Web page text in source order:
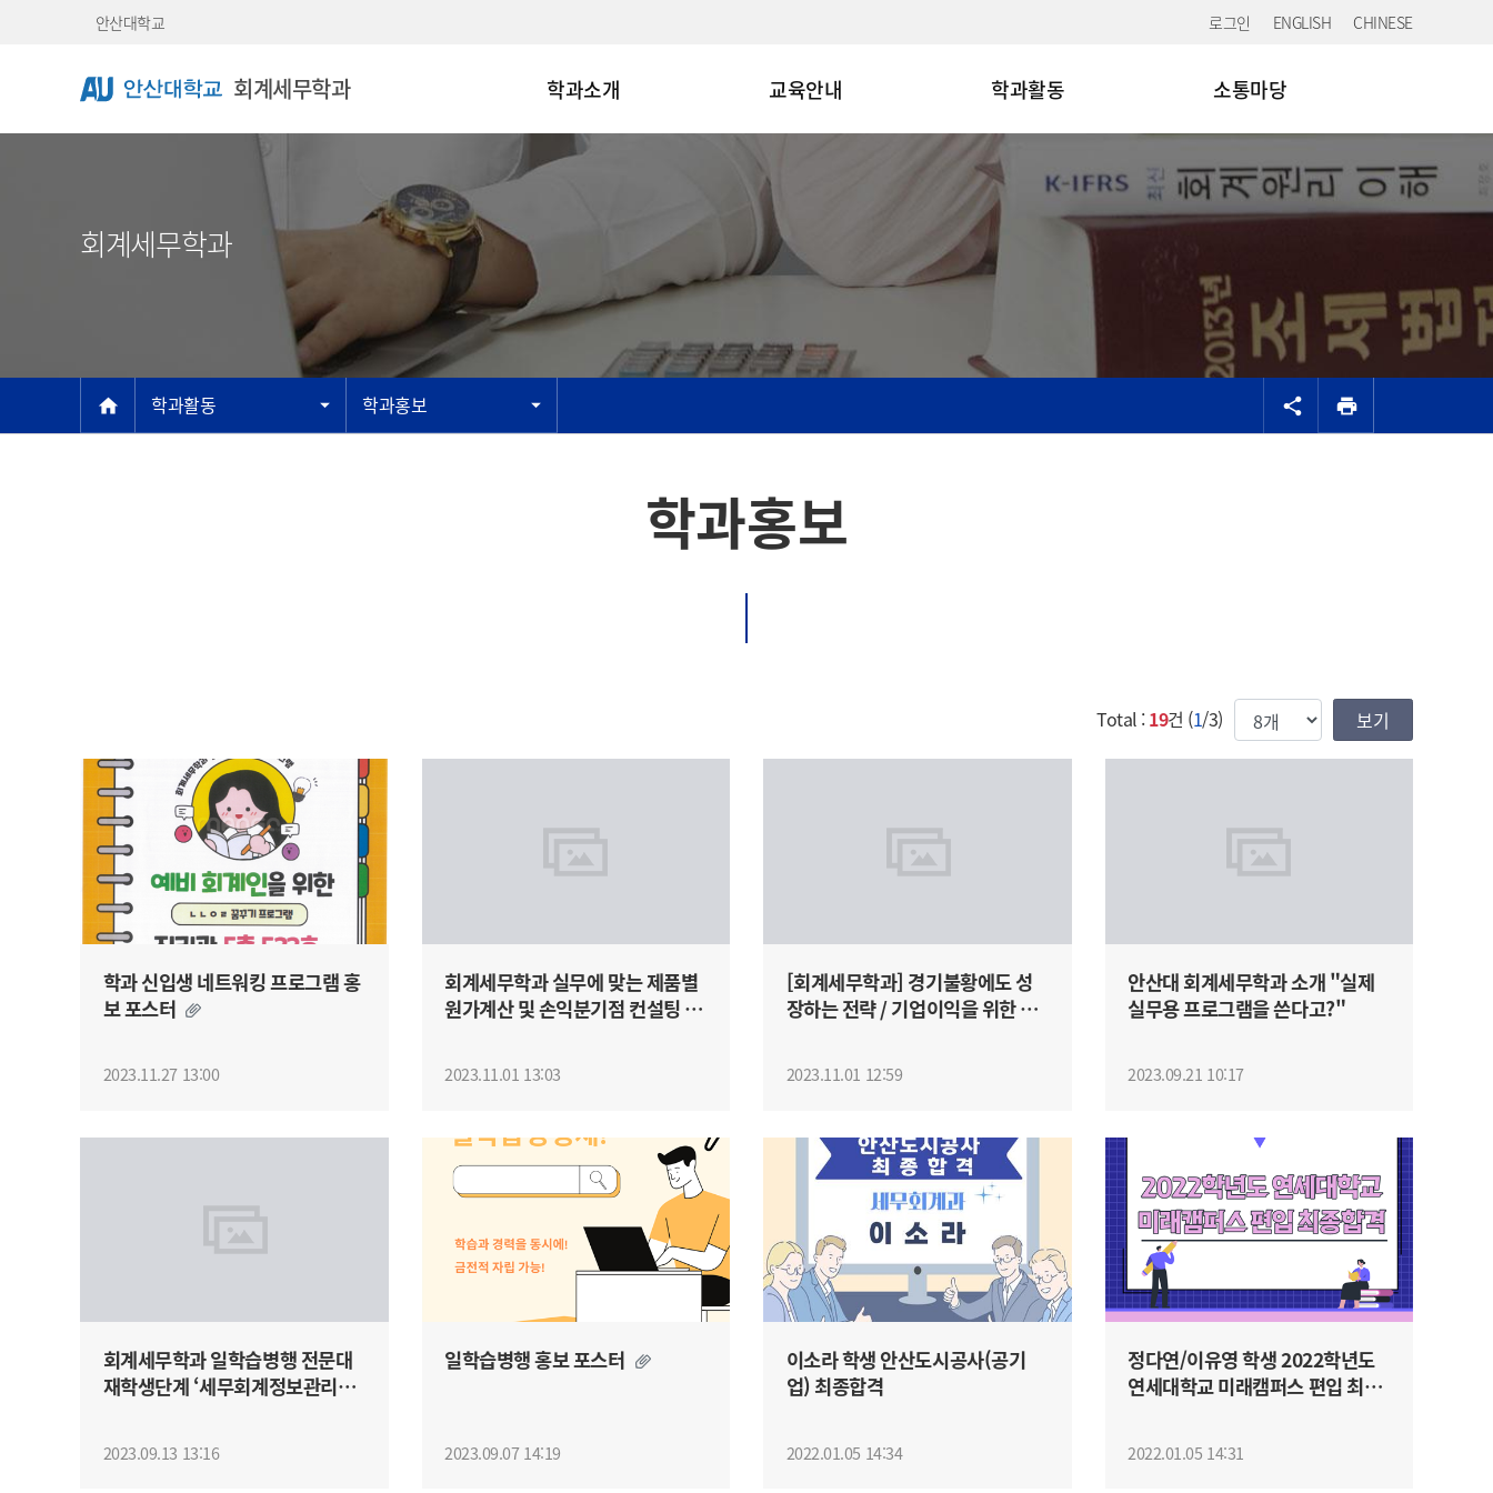
Skip Menu
안산대학교 로그인 ENGLISH CHINESE
회계세무학과 학과소개 교육안내 학과활동 소통마당
회계세무학과
home 메인학과활동 학과홍보 공유
share print
학과홍보
Total :19건 (1/3) 한번에 보여질 게시물 갯수
학과 신입생 네트워킹 프로그램 홍
보 포스터
2023.11.27 13:00
회계세무학과 실무에 맞는 제품별
원가계산 및 손익분기점 컨설팅 관
2023.11.01 13:03
[회계세무학과] 경기불황에도 성
장하는 전략 / 기업이익을 위한 필
2023.11.01 12:59
안산대 회계세무학과 소개 "실제
실무용 프로그램을 쓴다고?"
2023.09.21 10:17
회계세무학과 일학습병행 전문대
재학생단계 ‘세무회계정보관리_L
2023.09.13 13:16
일학습병행 홍보 포스터
2023.09.07 14:19
이소라 학생 안산도시공사(공기
업) 최종합격
2022.01.05 14:34
정다연/이유영 학생 2022학년도
연세대학교 미래캠퍼스 편입 최종
2022.01.05 14:31